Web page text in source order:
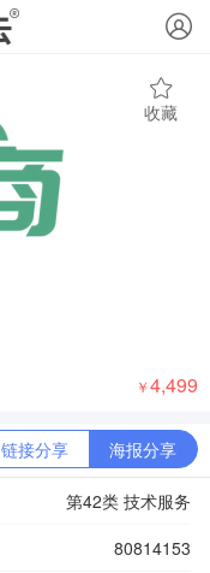
收藏
￥4,499
链接分享 海报分享
第42类 技术服务
80814153